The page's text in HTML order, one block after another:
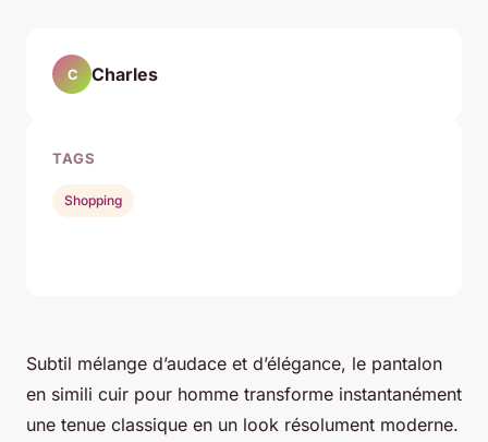
Subtil mélange d’audace et d’élégance, le pantalon
en simili cuir pour homme transforme instantanément
une tenue classique en un look résolument moderne.
C Charles
TAGS
Shopping